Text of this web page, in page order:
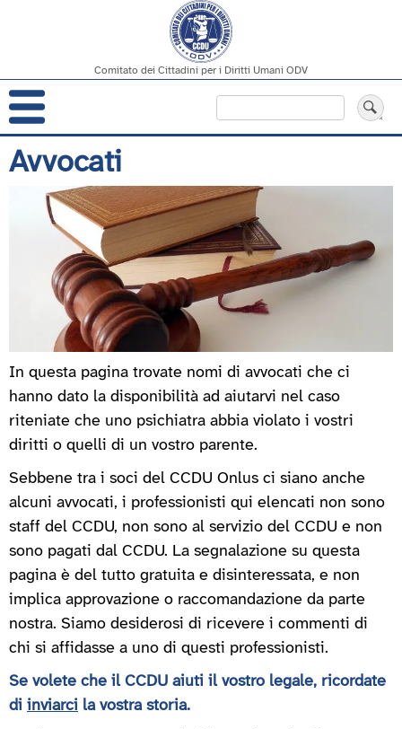
Salta
al
contenuto
principale
Comitato dei Cittadini per i Diritti Umani ODV
Navigazione
principale
Avvocati
In questa pagina trovate nomi di avvocati che ci
hanno dato la disponibilità ad aiutarvi nel caso
riteniate che uno psichiatra abbia violato i vostri
diritti o quelli di un vostro parente.
Sebbene tra i soci del CCDU Onlus ci siano anche
alcuni avvocati, i professionisti qui elencati non sono
staff del CCDU, non sono al servizio del CCDU e non
sono pagati dal CCDU. La segnalazione su questa
pagina è del tutto gratuita e disinteressata, e non
implica approvazione o raccomandazione da parte
nostra. Siamo desiderosi di ricevere i commenti di
chi si affidasse a uno di questi professionisti.
Se volete che il CCDU aiuti il vostro legale, ricordate
di inviarci la vostra storia.